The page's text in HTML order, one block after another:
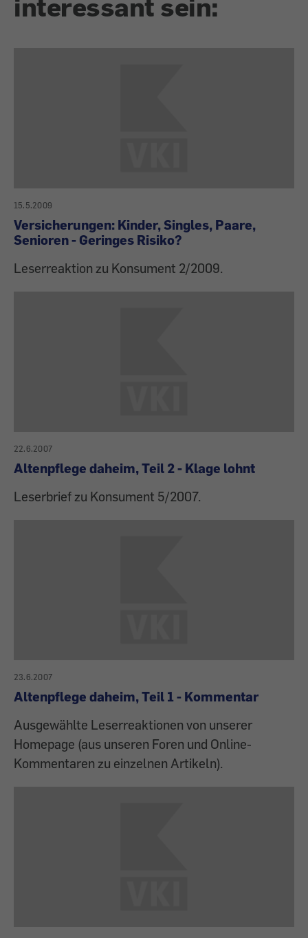
15.5.2009
Versicherungen: Kinder, Singles, Paare,
Senioren - Geringes Risiko?
Leserreaktion zu Konsument 2/2009.
22.6.2007
Altenpflege daheim, Teil 2 - Klage lohnt
Leserbrief zu Konsument 5/2007.
23.6.2007
Altenpflege daheim, Teil 1 - Kommentar
Ausgewählte Leserreaktionen von unserer
Homepage (aus unseren Foren und Online-
Kommentaren zu einzelnen Artikeln).